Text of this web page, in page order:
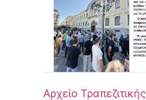
Αρχείο Τραπεζιτικής